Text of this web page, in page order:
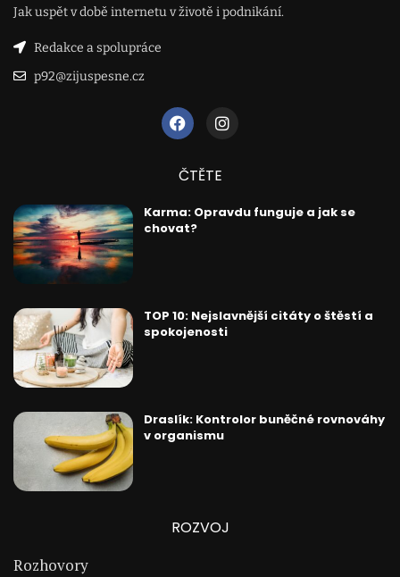
Jak uspět v době internetu v životě i podnikání.
Redakce a spolupráce
p92@zijuspesne.cz
ČTĚTE
Karma: Opravdu funguje a jak se
chovat?
TOP 10: Nejslavnější citáty o štěstí a
spokojenosti
Draslík: Kontrolor buněčné rovnováhy
v organismu
ROZVOJ
Rozhovory